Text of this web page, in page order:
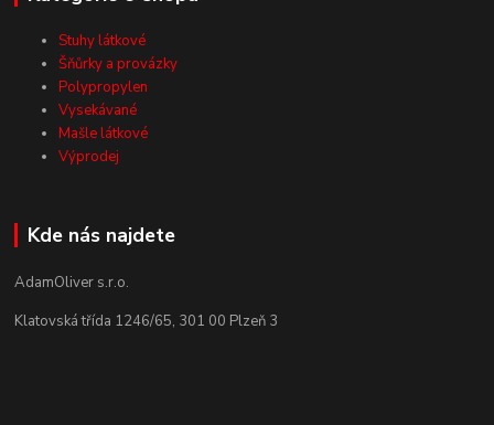
Stuhy látkové
Šňůrky a provázky
Polypropylen
Vysekávané
Mašle látkové
Výprodej
Kde nás najdete
AdamOliver s.r.o.
Klatovská třída 1246/65, 301 00 Plzeň 3